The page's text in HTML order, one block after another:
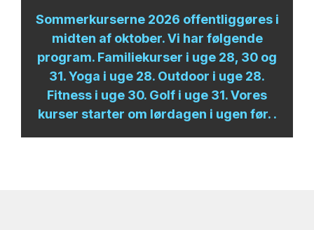
Sommerkurserne 2026 offentliggøres i
midten af oktober. Vi har følgende
program. Familiekurser i uge 28, 30 og
31. Yoga i uge 28. Outdoor i uge 28.
Fitness i uge 30. Golf i uge 31. Vores
kurser starter om lørdagen i ugen før. .